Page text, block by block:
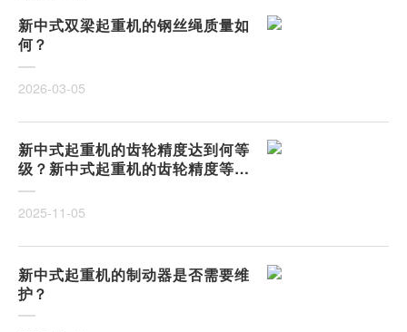
新中式双梁起重机的钢丝绳质量如
何？
2026-03-05
新中式起重机的齿轮精度达到何等
级？新中式起重机的齿轮精度等级
解析
2025-11-05
新中式起重机的制动器是否需要维
护？